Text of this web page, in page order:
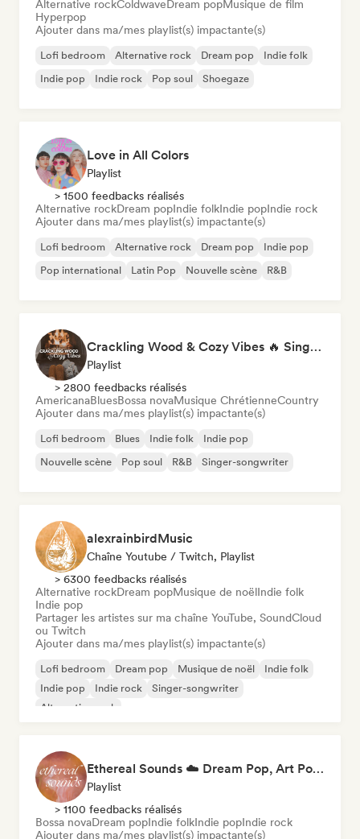
Alternative rockColdwaveDream popMusique de film
Hyperpop
Ajouter dans ma/mes playlist(s) impactante(s)
Lofi bedroom Alternative rock Dream pop
Indie folk
Indie pop
Indie rock Pop soul Shoegaze
Love in All Colors
Playlist
> 1500 feedbacks réalisés
Alternative rockDream popIndie folkIndie popIndie rock
Ajouter dans ma/mes playlist(s) impactante(s)
Lofi bedroom Alternative rock Dream pop
Indie pop
Pop international
Latin Pop Nouvelle scène R&B
Crackling Wood & Cozy Vibes 🔥 Singer-Songwriter, Dream Pop & Bedroom Pop
Playlist
> 2800 feedbacks réalisés
AmericanaBluesBossa novaMusique ChrétienneCountry
Ajouter dans ma/mes playlist(s) impactante(s)
Lofi bedroom Blues Indie folk
Indie pop
Nouvelle scène
Pop soul R&B Singer-songwriter
alexrainbirdMusic
Chaîne Youtube / Twitch, Playlist
> 6300 feedbacks réalisés
Alternative rockDream popMusique de noëlIndie folk
Indie pop
Partager les artistes sur ma chaîne YouTube, SoundCloud
ou Twitch
Ajouter dans ma/mes playlist(s) impactante(s)
Lofi bedroom Dream pop Musique de noël
Indie folk
Indie pop
Indie rock
Singer-songwriter
Alternative rock
Ethereal Sounds ☁️ Dream Pop, Art Pop & Atmospheric Indie
Playlist
> 1100 feedbacks réalisés
Bossa novaDream popIndie folkIndie popIndie rock
Ajouter dans ma/mes playlist(s) impactante(s)